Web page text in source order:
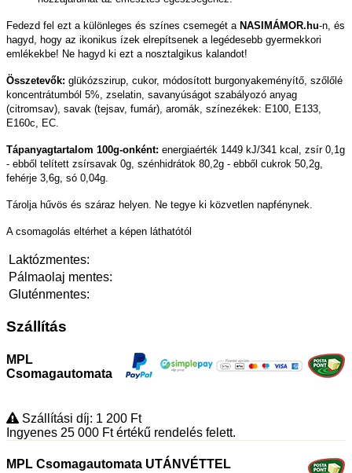
Fedezd fel ezt a különleges és színes csemegét a NASIMÁMOR.hu-n, és
hagyd, hogy az ikonikus ízek elrepítsenek a legédesebb gyermekkori
emlékekbe! Ne hagyd ki ezt a nosztalgikus kalandot!
Összetevők: glükózszirup, cukor, módosított burgonyakeményítő, szőlőlé
koncentrátumból 5%, zselatin, savanyúságot szabályozó anyag
(citromsav), savak (tejsav, fumár), aromák, színezékek: E100, E133,
E160c, EC.
Tápanyagtartalom 100g-onként: energiaérték 1449 kJ/341 kcal, zsír 0,1g
- ebből telített zsírsavak 0g, szénhidrátok 80,2g - ebből cukrok 50,2g,
fehérje 3,6g, só 0,04g.
Tárolja hűvös és száraz helyen. Ne tegye ki közvetlen napfénynek.
A csomagolás eltérhet a képen láthatótól
Laktózmentes:
Pálmaolaj mentes:
Gluténmentes:
Szállítás
MPL
Csomagautomata
Szállítási díj: 1 200 Ft
Ingyenes 25 000 Ftértékű rendelés felett.
MPL Csomagautomata UTÁNVÉTTEL